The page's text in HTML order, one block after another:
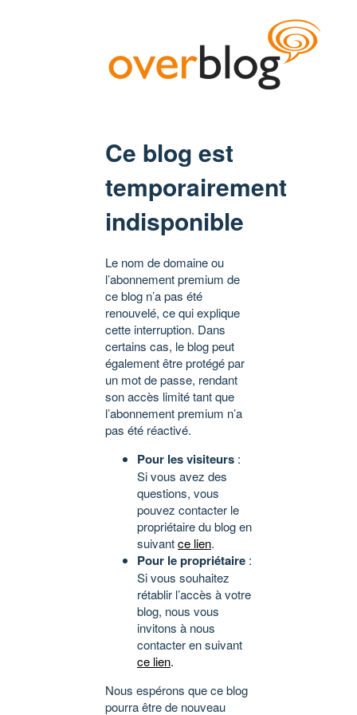
Ce blog est
temporairement
indisponible
Le nom de domaine ou
l’abonnement premium de
ce blog n’a pas été
renouvelé, ce qui explique
cette interruption. Dans
certains cas, le blog peut
également être protégé par
un mot de passe, rendant
son accès limité tant que
l’abonnement premium n’a
pas été réactivé.
Pour les visiteurs :
Si vous avez des
questions, vous
pouvez contacter le
propriétaire du blog en
suivantce lien.
Pour le propriétaire :
Si vous souhaitez
rétablir l’accès à votre
blog, nous vous
invitons à nous
contacter en suivant
ce lien.
Nous espérons que ce blog
pourra être de nouveau